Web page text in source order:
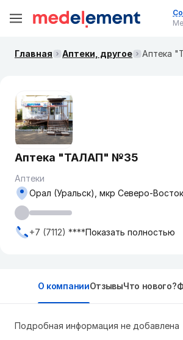
Главная Аптеки, другое Аптека
Аптека "ТАЛАП" №35
Аптеки
Орал (Уральск), мкр Северо-
+7 (7112) ****Показать полностью
О компанииОтзывыЧто нового?
Подробная информация не добавлена